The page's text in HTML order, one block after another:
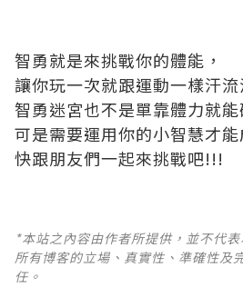
智勇就是來挑戰你的體能，
讓你玩一次就跟運動一樣汗
智勇迷宮也不是單靠體力就
可是需要運用你的小智慧才能
快跟朋友們一起來挑戰吧!!!
*本站之內容由作者所提供，並不代
所有博客的立場、真實性、準確性及
任。